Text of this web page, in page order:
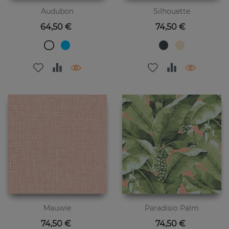
Audubon
Preis
64,50 €
Silhouette
Preis
74,50 €
Mauwie
Preis
74,50 €
Paradisio Palm
Preis
74,50 €